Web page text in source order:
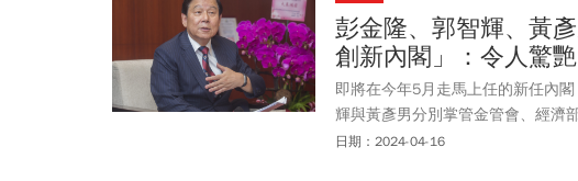
彭金隆、郭智輝、黃
創新內閣」：令人驚艷
即將在今年5月走馬上任的新任內
輝與黃彥男分別掌管金管會、經濟
事長魏啟林表示，對於賴清德新任
日期：2024-04-16